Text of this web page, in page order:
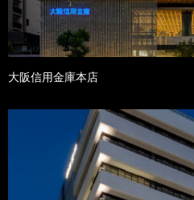
大阪信用金庫本店